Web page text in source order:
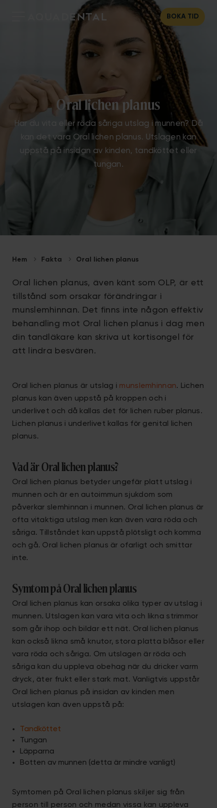
BOKA TID
Oral lichen planus
Har du vita eller röda såriga utslag i munnen? Då
kan det vara Oral lichen planus. Utslagen kan
uppstå på insidan av kinden, tandköttet eller
tungan.
Hem Fakta Oral lichen planus
Oral lichen planus, även känt som OLP, är ett
tillstånd som orsakar förändringar i
munslemhinnan. Det finns inte någon effektiv
behandling mot Oral lichen planus i dag men
din tandläkare kan skriva ut kortisongel för
att lindra besvären.
Oral lichen planus är utslag i munslemhinnan. Lichen
planus kan även uppstå på kroppen och i
underlivet och då kallas det för lichen ruber planus.
Lichen planus i underlivet kallas för genital lichen
planus.
Vad är Oral lichen planus?
Oral lichen planus betyder ungefär platt utslag i
munnen och är en autoimmun sjukdom som
påverkar slemhinnan i munnen. Oral lichen planus är
ofta vitaktiga utslag men kan även vara röda och
såriga. Tillståndet kan uppstå plötsligt och komma
och gå. Oral lichen planus är ofarligt och smittar
inte.
Symtom på Oral lichen planus
Oral lichen planus kan orsaka olika typer av utslag i
munnen. Utslagen kan vara vita och likna strimmor
som går ihop och bildar ett nät. Oral lichen planus
kan också likna små knutor, stora platta blåsor eller
vara röda och såriga. Om utslagen är röda och
såriga kan du uppleva obehag när du dricker varm
dryck, äter frukt eller stark mat. Vanligtvis uppstår
Oral lichen planus på insidan av kinden men
utslagen kan även uppstå på:
Tandköttet
Tungan
Läpparna
Botten av munnen (detta är mindre vanligt)
Symtomen på Oral lichen planus skiljer sig från
person till person och medan vissa kan uppleva